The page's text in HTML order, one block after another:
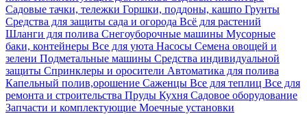
Садовые тачки, тележки Горшки, поддоны, кашпо Грунты
Средства для защиты сада и огорода Всё для растений
Шланги для полива Снегоуборочные машины Мусорные
баки, контейнеры Все для уюта Насосы Семена овощей и
зелени Подметальные машины Средства индивидуальной
защиты Спринклеры и оросители Автоматика для полива
Капельный полив,орошение Саженцы Все для теплиц Все для
ремонта и строительства Пруды Кухня Садовое оборудование
Запчасти и комплектующие Моечные установки